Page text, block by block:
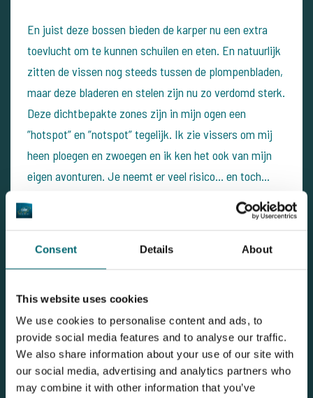
Consent Details About
This website uses cookies
We use cookies to personalise content and ads, to
provide social media features and to analyse our traffic.
We also share information about your use of our site with
our social media, advertising and analytics partners who
may combine it with other information that you’ve
En juist deze bossen bieden de karper nu een extra
toevlucht om te kunnen schuilen en eten. En natuurlijk
zitten de vissen nog steeds tussen de plompenbladen,
maar deze bladeren en stelen zijn nu zo verdomd sterk.
Deze dichtbepakte zones zijn in mijn ogen een
”hotspot” en ”notspot” tegelijk. Ik zie vissers om mij
heen ploegen en zwoegen en ik ken het ook van mijn
eigen avonturen. Je neemt er veel risico… en toch…
mijn hoofd. Het zogenaamde “draaikonten”… Dus vier
de inhammen en op de iets meer open plekken. De
grensvlakken dus. ”Je moet toch dit risico nemen,
anders zit je er voor lul!” meldt mijn overbuurman mij
vriendelijk. Dit wanneer ik hem vraag hoe het hem
verloopt en ik aangeef dat ik nogal wat steuren voor